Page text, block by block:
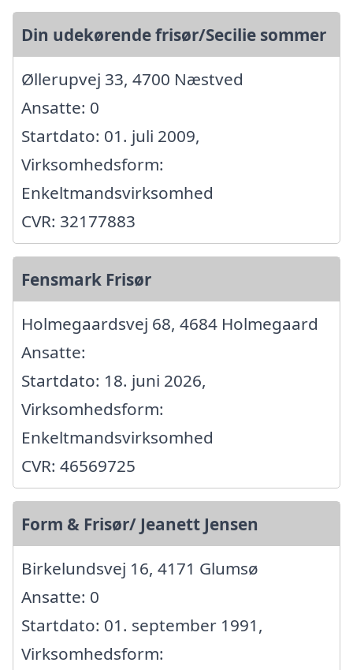
Din udekørende frisør/Secilie sommer
Øllerupvej 33, 4700 Næstved
Ansatte: 0
Startdato: 01. juli 2009,
Virksomhedsform:
Enkeltmandsvirksomhed
CVR: 32177883
Fensmark Frisør
Holmegaardsvej 68, 4684 Holmegaard
Ansatte:
Startdato: 18. juni 2026,
Virksomhedsform:
Enkeltmandsvirksomhed
CVR: 46569725
Form & Frisør/ Jeanett Jensen
Birkelundsvej 16, 4171 Glumsø
Ansatte: 0
Startdato: 01. september 1991,
Virksomhedsform: